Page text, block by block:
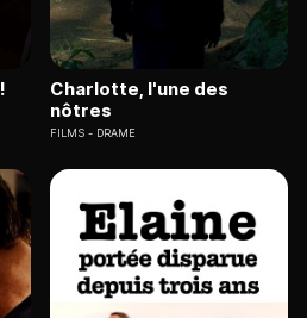
Charlotte, l'une des
nôtres
FILMS DRAME